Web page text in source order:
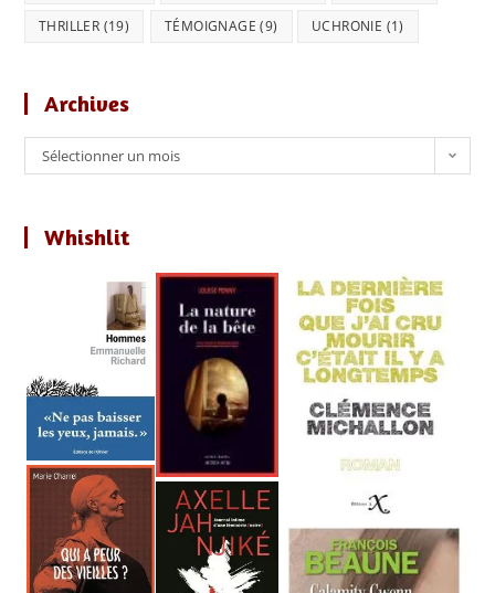
THRILLER (19) TÉMOIGNAGE (9) UCHRONIE (1)
Archives
Archives
Sélectionner un mois
Whishlit